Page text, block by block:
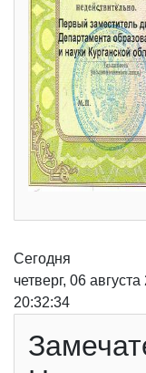
Сегодня
четверг, 06
20:32:35